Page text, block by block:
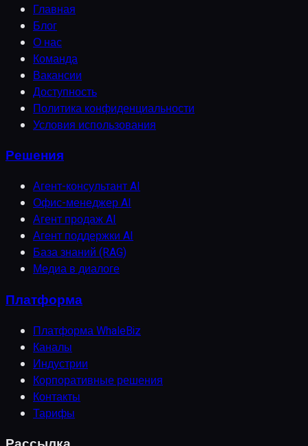
Главная
Блог
О нас
Команда
Вакансии
Доступность
Политика конфиденциальности
Условия использования
Решения
Агент-консультант AI
Офис-менеджер AI
Агент продаж AI
Агент поддержки AI
База знаний (RAG)
Медиа в диалоге
Платформа
Платформа WhaleBiz
Каналы
Индустрии
Корпоративные решения
Контакты
Тарифы